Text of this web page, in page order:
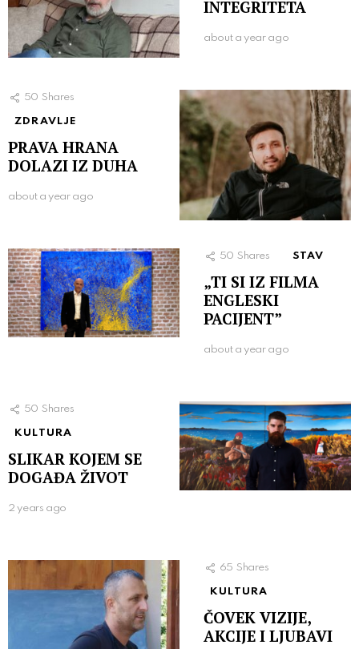
INTEGRITETA
about a year ago
50 Shares
ZDRAVLJE
PRAVA HRANA
DOLAZI IZ DUHA
about a year ago
50 Shares STAV
„TI SI IZ FILMA
ENGLESKI
PACIJENT”
about a year ago
50 Shares
KULTURA
SLIKAR KOJEM SE
DOGAĐA ŽIVOT
2 years ago
65 Shares
KULTURA
ČOVEK VIZIJE,
AKCIJE I LJUBAVI